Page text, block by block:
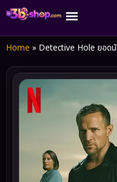
Home » Detective Hole ยอด